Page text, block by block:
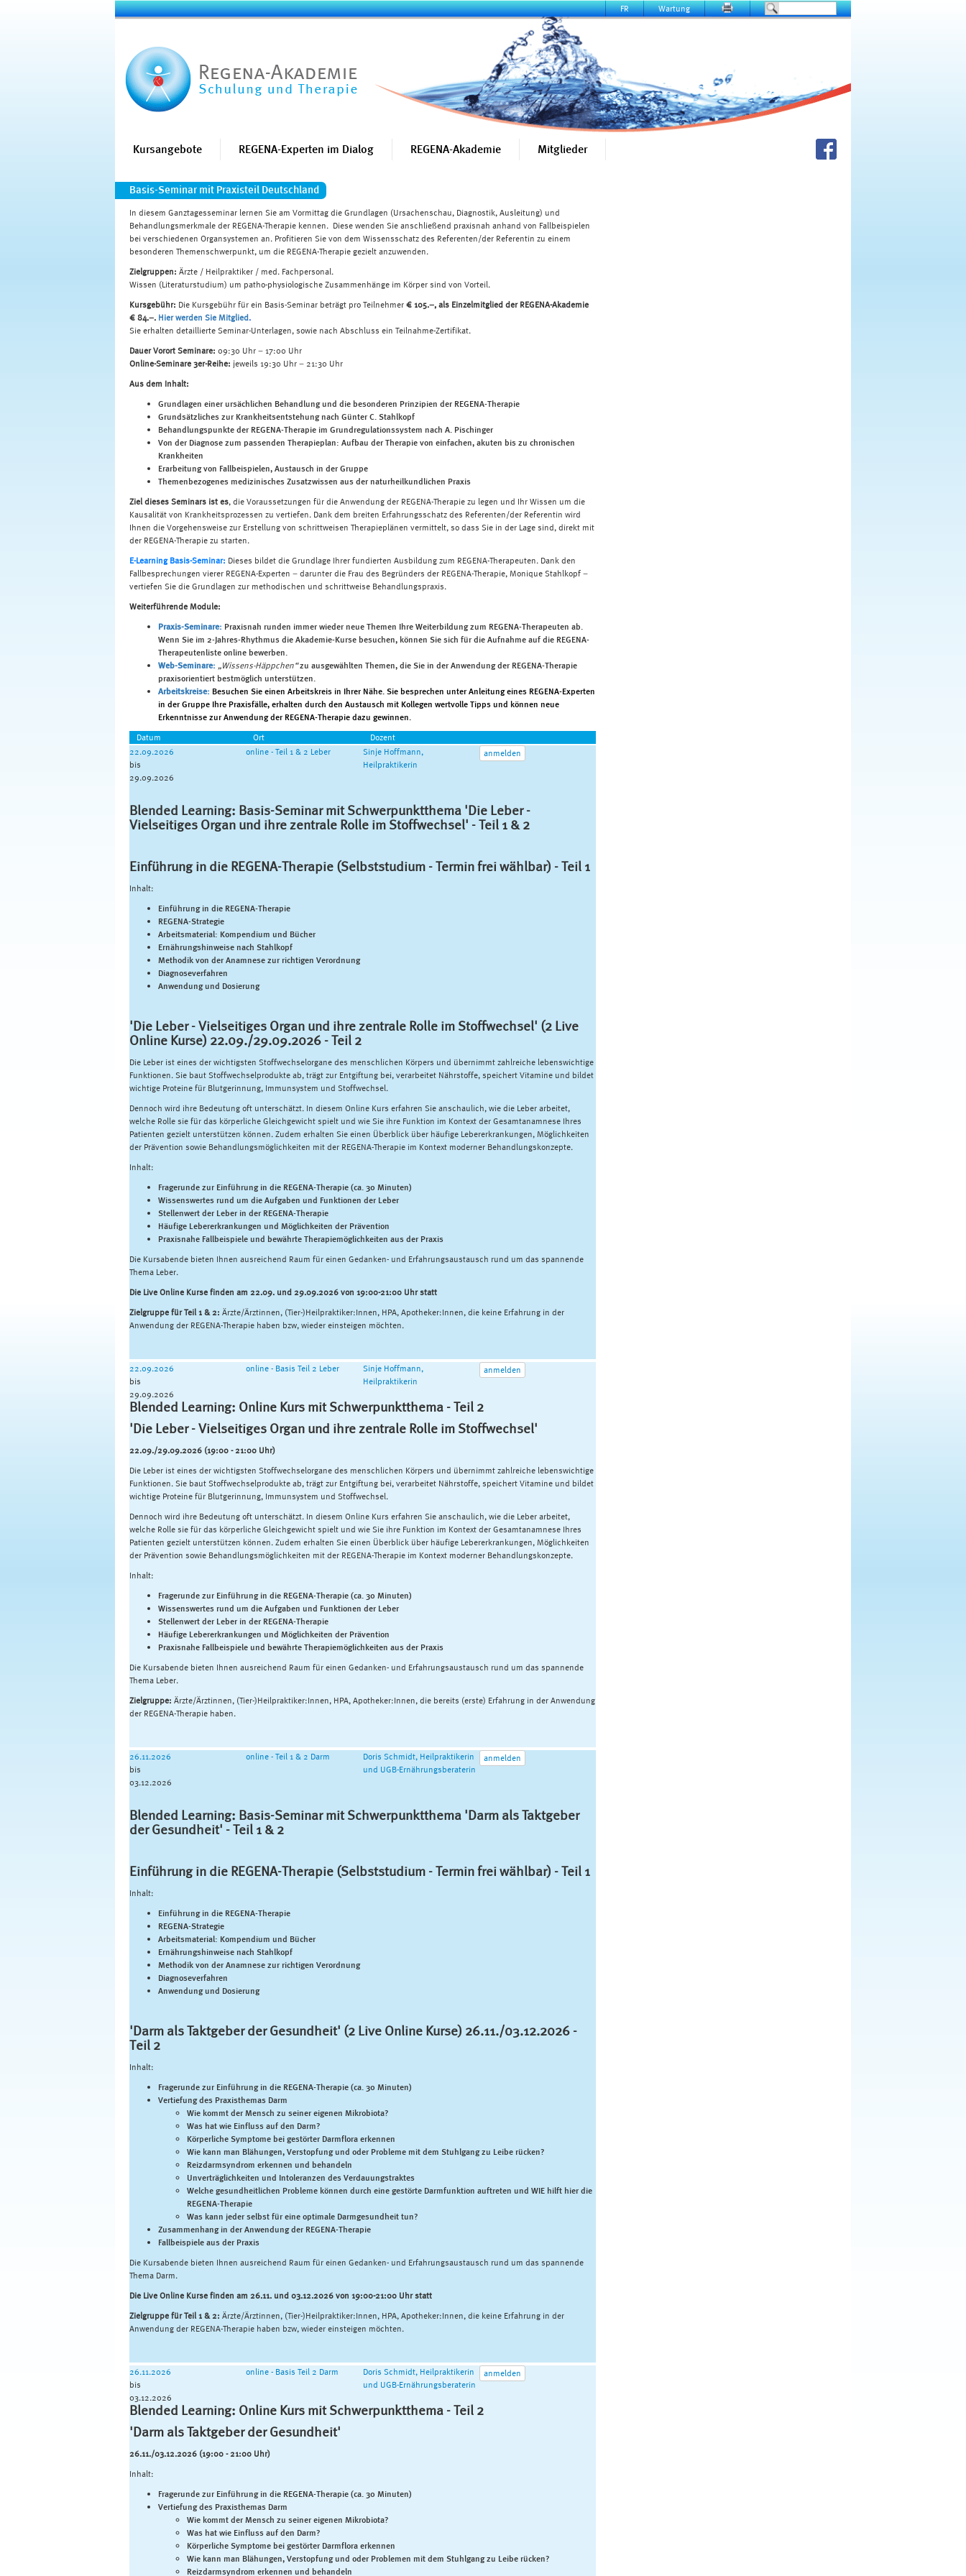
Wartung
FR
Kursangebote REGENA-Experten im Dialog REGENA-Akademie Mitglieder
Basis-Seminar mit Praxisteil Deutschland
In diesem Ganztagesseminar lernen Sie am Vormittag die Grundlagen (Ursachenschau, Diagnostik, Ausleitung) und
Behandlungsmerkmale der REGENA-Therapie kennen. Diese wenden Sie anschließend praxisnah anhand von Fallbeispielen
bei verschiedenen Organsystemen an. Profitieren Sie von dem Wissensschatz des Referenten/der Referentin zu einem
besonderen Themenschwerpunkt, um die REGENA-Therapie gezielt anzuwenden.
Zielgruppen: Ärzte / Heilpraktiker / med. Fachpersonal.
Wissen (Literaturstudium) um patho-physiologische Zusammenhänge im Körper sind von Vorteil.
Kursgebühr: Die Kursgebühr für ein Basis-Seminar beträgt pro Teilnehmer € 105.–, als Einzelmitglied der REGENA-Akademie
€ 84.–. Hier werden Sie Mitglied.
Sie erhalten detaillierte Seminar-Unterlagen, sowie nach Abschluss ein Teilnahme-Zertifikat.
Dauer Vorort Seminare: 09:30 Uhr – 17:00 Uhr
Online-Seminare 3er-Reihe: jeweils 19:30 Uhr – 21:30 Uhr
Aus dem Inhalt:
Grundlagen einer ursächlichen Behandlung und die besonderen Prinzipien der REGENA-Therapie
Grundsätzliches zur Krankheitsentstehung nach Günter C. Stahlkopf
Behandlungspunkte der REGENA-Therapie im Grundregulationssystem nach A. Pischinger
Von der Diagnose zum passenden Therapieplan: Aufbau der Therapie von einfachen, akuten bis zu chronischen
Krankheiten
Erarbeitung von Fallbeispielen, Austausch in der Gruppe
Themenbezogenes medizinisches Zusatzwissen aus der naturheilkundlichen Praxis
Ziel dieses Seminars ist es, die Voraussetzungen für die Anwendung der REGENA-Therapie zu legen und Ihr Wissen um die
Kausalität von Krankheitsprozessen zu vertiefen. Dank dem breiten Erfahrungsschatz des Referenten/der Referentin wird
Ihnen die Vorgehensweise zur Erstellung von schrittweisen Therapieplänen vermittelt, so dass Sie in der Lage sind, direkt mit
der REGENA-Therapie zu starten.
E-Learning Basis-Seminar: Dieses bildet die Grundlage Ihrer fundierten Ausbildung zum REGENA-Therapeuten. Dank den
Fallbesprechungen vierer REGENA-Experten – darunter die Frau des Begründers der REGENA-Therapie, Monique Stahlkopf –
vertiefen Sie die Grundlagen zur methodischen und schrittweise Behandlungspraxis.
Weiterführende Module:
Praxis-Seminare: Praxisnah runden immer wieder neue Themen Ihre Weiterbildung zum REGENA-Therapeuten ab.
Wenn Sie im 2-Jahres-Rhythmus die Akademie-Kurse besuchen, können Sie sich für die Aufnahme auf die REGENA-
Therapeutenliste online bewerben.
Web-Seminare: „Wissens-Häppchen“zu ausgewählten Themen, die Sie in der Anwendung der REGENA-Therapie
praxisorientiert bestmöglich unterstützen.
Arbeitskreise: Besuchen Sie einen Arbeitskreis in Ihrer Nähe. Sie besprechen unter Anleitung eines REGENA-Experten
in der Gruppe Ihre Praxisfälle, erhalten durch den Austausch mit Kollegen wertvolle Tipps und können neue
Erkenntnisse zur Anwendung der REGENA-Therapie dazu gewinnen.
Datum
Ort
Dozent
22.09.2026
bis
29.09.2026
online - Teil 1 & 2 Leber
Sinje Hoffmann,
Heilpraktikerin
anmelden
Blended Learning: Basis-Seminar mit Schwerpunktthema 'Die Leber -
Vielseitiges Organ und ihre zentrale Rolle im Stoffwechsel' - Teil 1 & 2
Einführung in die REGENA-Therapie (Selbststudium - Termin frei wählbar) - Teil 1
Inhalt:
Einführung in die REGENA-Therapie
REGENA-Strategie
Arbeitsmaterial: Kompendium und Bücher
Ernährungshinweise nach Stahlkopf
Methodik von der Anamnese zur richtigen Verordnung
Diagnoseverfahren
Anwendung und Dosierung
'Die Leber - Vielseitiges Organ und ihre zentrale Rolle im Stoffwechsel' (2 Live
Online Kurse) 22.09./29.09.2026 - Teil 2
Die Leber ist eines der wichtigsten Stoffwechselorgane des menschlichen Körpers und übernimmt zahlreiche lebenswichtige
Funktionen. Sie baut Stoffwechselprodukte ab, trägt zur Entgiftung bei, verarbeitet Nährstoffe, speichert Vitamine und bildet
wichtige Proteine für Blutgerinnung, Immunsystem und Stoffwechsel.
Dennoch wird ihre Bedeutung oft unterschätzt. In diesem Online Kurs erfahren Sie anschaulich, wie die Leber arbeitet,
welche Rolle sie für das körperliche Gleichgewicht spielt und wie Sie ihre Funktion im Kontext der Gesamtanamnese Ihres
Patienten gezielt unterstützen können. Zudem erhalten Sie einen Überblick über häufige Lebererkrankungen, Möglichkeiten
der Prävention sowie Behandlungsmöglichkeiten mit der REGENA-Therapie im Kontext moderner Behandlungskonzepte.
Inhalt:
Fragerunde zur Einführung in die REGENA-Therapie (ca. 30 Minuten)
Wissenswertes rund um die Aufgaben und Funktionen der Leber
Stellenwert der Leber in der REGENA-Therapie
Häufige Lebererkrankungen und Möglichkeiten der Prävention
Praxisnahe Fallbeispiele und bewährte Therapiemöglichkeiten aus der Praxis
Die Kursabende bieten Ihnen ausreichend Raum für einen Gedanken- und Erfahrungsaustausch rund um das spannende
Thema Leber.
Die Live Online Kurse finden am 22.09. und 29.09.2026 von 19:00-21:00 Uhr statt
Zielgruppe für Teil 1 & 2: Ärzte/Ärztinnen, (Tier-)Heilpraktiker:Innen, HPA, Apotheker:Innen, die keine Erfahrung in der
Anwendung der REGENA-Therapie haben bzw, wieder einsteigen möchten.
22.09.2026
bis
29.09.2026
online - Basis Teil 2 Leber
Sinje Hoffmann,
Heilpraktikerin
anmelden
Blended Learning: Online Kurs mit Schwerpunktthema - Teil 2
'Die Leber - Vielseitiges Organ und ihre zentrale Rolle im Stoffwechsel'
22.09./29.09.2026 (19:00 - 21:00 Uhr)
Die Leber ist eines der wichtigsten Stoffwechselorgane des menschlichen Körpers und übernimmt zahlreiche lebenswichtige
Funktionen. Sie baut Stoffwechselprodukte ab, trägt zur Entgiftung bei, verarbeitet Nährstoffe, speichert Vitamine und bildet
wichtige Proteine für Blutgerinnung, Immunsystem und Stoffwechsel.
Dennoch wird ihre Bedeutung oft unterschätzt. In diesem Online Kurs erfahren Sie anschaulich, wie die Leber arbeitet,
welche Rolle sie für das körperliche Gleichgewicht spielt und wie Sie ihre Funktion im Kontext der Gesamtanamnese Ihres
Patienten gezielt unterstützen können. Zudem erhalten Sie einen Überblick über häufige Lebererkrankungen, Möglichkeiten
der Prävention sowie Behandlungsmöglichkeiten mit der REGENA-Therapie im Kontext moderner Behandlungskonzepte.
Inhalt:
Fragerunde zur Einführung in die REGENA-Therapie (ca. 30 Minuten)
Wissenswertes rund um die Aufgaben und Funktionen der Leber
Stellenwert der Leber in der REGENA-Therapie
Häufige Lebererkrankungen und Möglichkeiten der Prävention
Praxisnahe Fallbeispiele und bewährte Therapiemöglichkeiten aus der Praxis
Die Kursabende bieten Ihnen ausreichend Raum für einen Gedanken- und Erfahrungsaustausch rund um das spannende
Thema Leber.
Zielgruppe: Ärzte/Ärztinnen, (Tier-)Heilpraktiker:Innen, HPA, Apotheker:Innen, die bereits (erste) Erfahrung in der Anwendung
der REGENA-Therapie haben.
26.11.2026
bis
03.12.2026
online - Teil 1 & 2 Darm
Doris Schmidt, Heilpraktikerin
und UGB-Ernährungsberaterin
anmelden
Blended Learning: Basis-Seminar mit Schwerpunktthema 'Darm als Taktgeber
der Gesundheit' - Teil 1 & 2
Einführung in die REGENA-Therapie (Selbststudium - Termin frei wählbar) - Teil 1
Inhalt:
Einführung in die REGENA-Therapie
REGENA-Strategie
Arbeitsmaterial: Kompendium und Bücher
Ernährungshinweise nach Stahlkopf
Methodik von der Anamnese zur richtigen Verordnung
Diagnoseverfahren
Anwendung und Dosierung
'Darm als Taktgeber der Gesundheit' (2 Live Online Kurse) 26.11./03.12.2026 -
Teil 2
Inhalt:
Fragerunde zur Einführung in die REGENA-Therapie (ca. 30 Minuten)
Vertiefung des Praxisthemas Darm
Wie kommt der Mensch zu seiner eigenen Mikrobiota?
Was hat wie Einfluss auf den Darm?
Körperliche Symptome bei gestörter Darmflora erkennen
Wie kann man Blähungen, Verstopfung und oder Probleme mit dem Stuhlgang zu Leibe rücken?
Reizdarmsyndrom erkennen und behandeln
Unverträglichkeiten und Intoleranzen des Verdauungstraktes
Welche gesundheitlichen Probleme können durch eine gestörte Darmfunktion auftreten und WIE hilft hier die
REGENA-Therapie
Was kann jeder selbst für eine optimale Darmgesundheit tun?
Zusammenhang in der Anwendung der REGENA-Therapie
Fallbeispiele aus der Praxis
Die Kursabende bieten Ihnen ausreichend Raum für einen Gedanken- und Erfahrungsaustausch rund um das spannende
Thema Darm.
Die Live Online Kurse finden am 26.11. und 03.12.2026 von 19:00-21:00 Uhr statt
Zielgruppe für Teil 1 & 2: Ärzte/Ärztinnen, (Tier-)Heilpraktiker:Innen, HPA, Apotheker:Innen, die keine Erfahrung in der
Anwendung der REGENA-Therapie haben bzw, wieder einsteigen möchten.
26.11.2026
bis
03.12.2026
online - Basis Teil 2 Darm
Doris Schmidt, Heilpraktikerin
und UGB-Ernährungsberaterin
anmelden
Blended Learning: Online Kurs mit Schwerpunktthema - Teil 2
'Darm als Taktgeber der Gesundheit'
26.11./03.12.2026 (19:00 - 21:00 Uhr)
Inhalt:
Fragerunde zur Einführung in die REGENA-Therapie (ca. 30 Minuten)
Vertiefung des Praxisthemas Darm
Wie kommt der Mensch zu seiner eigenen Mikrobiota?
Was hat wie Einfluss auf den Darm?
Körperliche Symptome bei gestörter Darmflora erkennen
Wie kann man Blähungen, Verstopfung und oder Problemen mit dem Stuhlgang zu Leibe rücken?
Reizdarmsyndrom erkennen und behandeln